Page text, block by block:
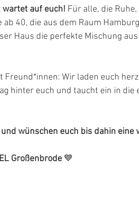
wartet auf euch! Für alle, die
ab 40, die aus dem Raum
Haus die perfekte Mischung
Freund*innen: Wir laden euch
hinter euch und taucht ein in die
wünschen euch bis dahin eine
Großenbrode 💙